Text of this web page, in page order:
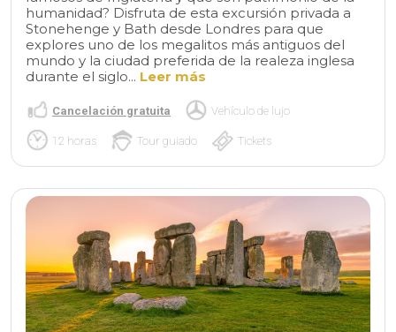
humanidad? Disfruta de esta excursión privada a
Stonehenge y Bath desde Londres para que
explores uno de los megalitos más antiguos del
mundo y la ciudad preferida de la realeza inglesa
durante el siglo... Leer más
Cancelación gratuita Vehículo de lujo
12 horas Tour guiado Tickets